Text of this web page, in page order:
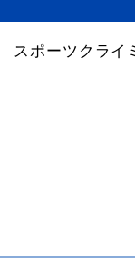
スポーツクライ